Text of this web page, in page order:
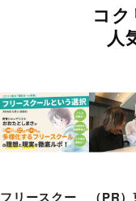
コ
人
フリースクー
（PR